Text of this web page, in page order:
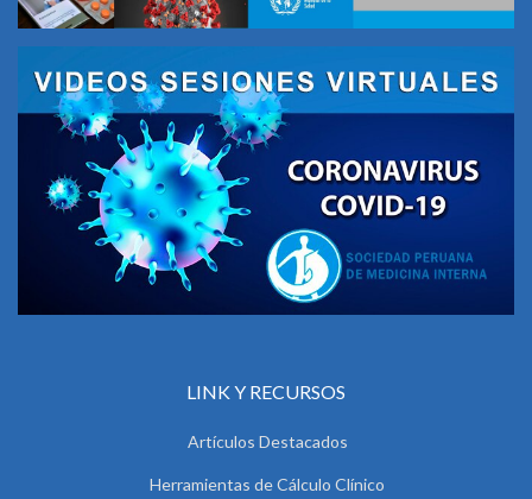
LINK Y RECURSOS
Artículos Destacados
Herramientas de Cálculo Clínico